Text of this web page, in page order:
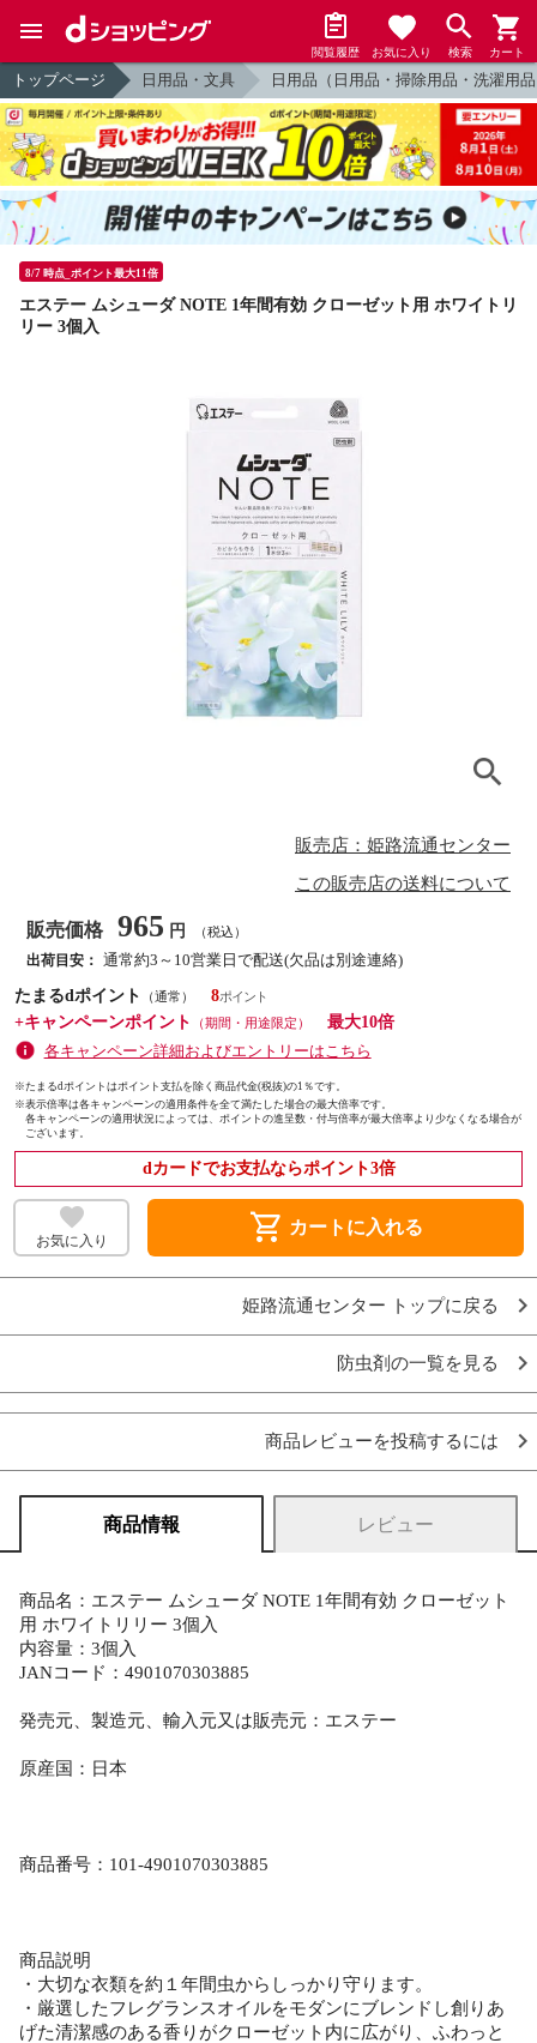
閲覧履歴 お気に入り 検索 カート
トップページ 日用品・文具 日用品（日用品・掃除用品・洗濯用
8/7 時点_ポイント最大11倍
エステー ムシューダ NOTE 1年間有効 クローゼット用 ホワイトリ
リー 3個入
販売店：姫路流通センター
この販売店の送料について
販売価格 965 円 （税込）
出荷目安： 通常約3～10営業日で配送(欠品は別途連絡)
たまるdポイント
（通常）
8
+キャンペーンポイント
（期間・用途限定）
最大10倍
各キャンペーン詳細およびエントリーはこちら
※たまるdポイントはポイント支払を除く商品代金(税抜)の1％です。
※表示倍率は各キャンペーンの適用条件を全て満たした場合の最大倍率です。
各キャンペーンの適用状況によっては、ポイントの進呈数・付与倍率が最大倍率より少なくなる場合が
ございます。
dカードでお支払ならポイント3倍
お気に入り shopping_cart カートに入れる
姫路流通センター トップに戻る
防虫剤の一覧を見る
商品レビューを投稿するには
商品情報 レビュー
商品名：エステー ムシューダ NOTE 1年間有効 クローゼット
用 ホワイトリリー 3個入
内容量：3個入
JANコード：4901070303885
発売元、製造元、輸入元又は販売元：エステー
原産国：日本
商品番号：101-4901070303885
商品説明
・大切な衣類を約１年間虫からしっかり守ります。
・厳選したフレグランスオイルをモダンにブレンドし創りあ
げた清潔感のある香りがクローゼット内に広がり、ふわっと